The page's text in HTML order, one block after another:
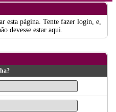
esta página. Tente fazer login, e,
devesse estar aqui.